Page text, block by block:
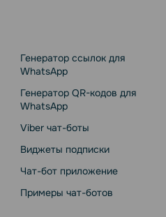
Генератор ссылок для
WhatsApp
Генератор QR-кодов для
WhatsApp
Viber чат-боты
Виджеты подписки
Чат-бот приложение
Примеры чат-ботов